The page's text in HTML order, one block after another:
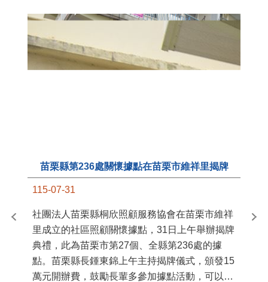
苗栗縣第236處關懷據點在苗栗市維祥里揭牌
115-07-31
社團法人苗栗縣桐欣照顧服務協會在苗栗市維祥
里成立的社區照顧關懷據點，31日上午舉辦揭牌
典禮，此為苗栗市第27個、全縣第236處的據
點。苗栗縣長鍾東錦上午主持揭牌儀式，頒發15
萬元開辦費，鼓勵長輩多參加據點活動，可以更
國